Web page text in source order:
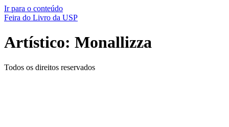
Ir para o conteúdo
Feira do Livro da USP
Artístico: Monallizza
Todos os direitos reservados